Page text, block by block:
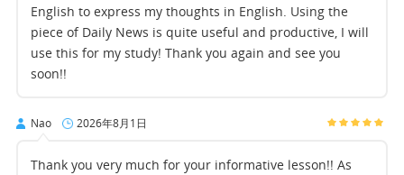
English to express my thoughts in English. Using the
piece of Daily News is quite useful and productive, I will
use this for my study! Thank you again and see you
soon!!
Nao 2026年8月1日
Thank you very much for your informative lesson!! As